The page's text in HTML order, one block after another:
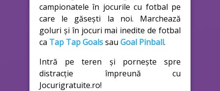
campionatele în jocurile cu fotbal pe
care le găsești la noi. Marchează
goluri și în jocuri mai inedite de fotbal
ca Tap Tap Goalssau Goal Pinball.
Intră pe teren și pornește spre
distracție împreună cu
Jocurigratuite.ro!